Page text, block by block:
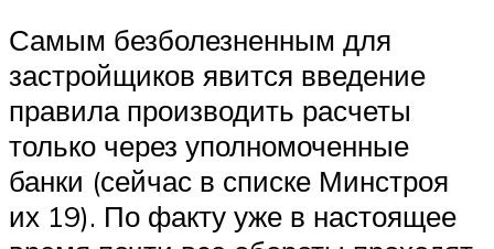
Самым безболезненным для
застройщиков явится введение
правила производить расчеты
только через уполномоченные
банки (сейчас в списке Минстроя
их 19). По факту уже в настоящее